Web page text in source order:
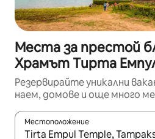
Места за престой
Храмът Тирта
Резервирайте уникални
наем, домове и още много
Местоположение
Когато резултатите се